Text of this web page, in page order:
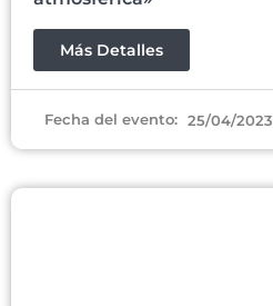
Más Detalles
Fecha del evento: 25/04/2023